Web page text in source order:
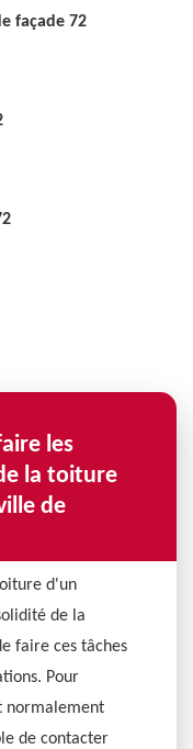
façade 72
les
la toiture
de
d'un
de la
faire ces tâches
Pour
normalement
de contacter